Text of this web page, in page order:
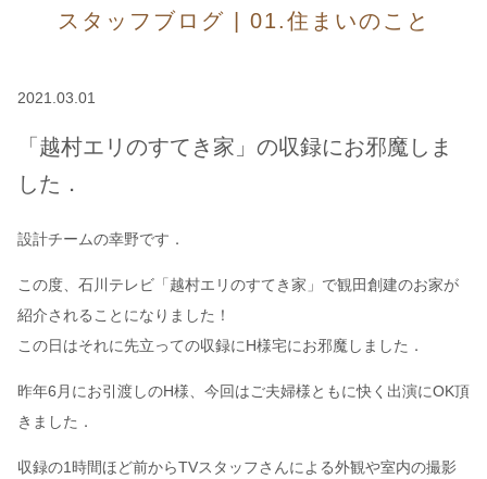
スタッフブログ | 01.住まいのこと
2021.03.01
「越村エリのすてき家」の収録にお邪魔しま
した．
設計チームの幸野です．
この度、石川テレビ「越村エリのすてき家」で観田創建のお家が
紹介されることになりました！
この日はそれに先立っての収録にH様宅にお邪魔しました．
昨年6月にお引渡しのH様、今回はご夫婦様ともに快く出演にOK頂
きました．
収録の1時間ほど前からTVスタッフさんによる外観や室内の撮影